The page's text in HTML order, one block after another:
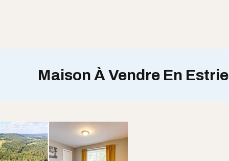
Maison À Vendre En Estrie